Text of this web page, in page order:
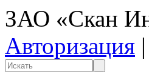
ЗАО «Скан
Авторизация |